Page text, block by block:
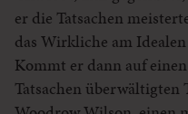
er die Tatsachen
das Wirkliche am
Kommt er dann auf
Tatsachen überwältigten